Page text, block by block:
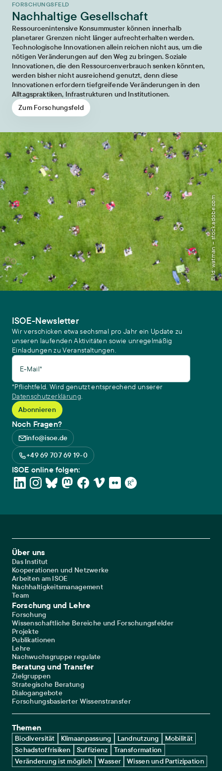
FORSCHUNGSFELD
Nachhaltige Gesellschaft
Ressourcenintensive Konsummuster können innerhalb
planetarer Grenzen nicht länger aufrechterhalten werden.
Technologische Innovationen allein reichen nicht aus, um die
nötigen Veränderungen auf den Weg zu bringen. Soziale
Innovationen, die den Ressourcenverbrauch senken könnten,
werden bisher nicht ausreichend genutzt, denn diese
Innovationen erfordern tiefgreifende Veränderungen in den
Alltagspraktiken, Infrastrukturen und Institutionen.
Zum Forschungsfeld
Bild: watman – stock.adobe.com
ISOE-Newsletter
Wir verschicken etwa sechsmal pro Jahr ein Update zu
unseren laufenden Aktivitäten sowie unregelmäßig
Einladungen zu Veranstaltungen.
E-Mail*
*Pflichtfeld. Wird genutzt entsprechend unserer
Datenschutzerklärung.
Noch Fragen?
info@isoe.de
+49 69 707 69 19-0
ISOE online folgen:
Footer Main Navigation
Über uns
Das Institut
Kooperationen und Netzwerke
Arbeiten am ISOE
Nachhaltigkeitsmanagement
Team
Forschung und Lehre
Forschung
Wissenschaftliche Bereiche und Forschungsfelder
Projekte
Publikationen
Lehre
Nachwuchsgruppe regulate
Beratung und Transfer
Zielgruppen
Strategische Beratung
Dialogangebote
Forschungsbasierter Wissenstransfer
Themen
Biodiversität Klimaanpassung Landnutzung
Mobilität
Schadstoffrisiken
Suffizienz
Transformation
Veränderung ist möglich
Wasser Wissen und Partizipation